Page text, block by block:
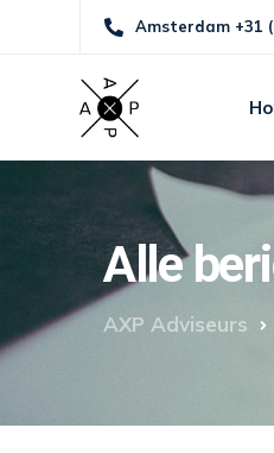
Amsterdam +31
Alle
AXP Adviseurs